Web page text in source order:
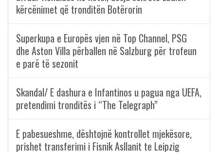
kërcënimet që tronditën Botërorin
Superkupa e Europës vjen në Top Channel, PSG
dhe Aston Villa përballen në Salzburg për trofeun
e parë të sezonit
Skandal/ E dashura e Infantinos u pagua nga UEFA,
pretendimi tronditës i “The Telegraph”
E pabesueshme, dështojnë kontrollet mjekësore,
prishet transferimi i Fisnik Asllanit te Leipzig